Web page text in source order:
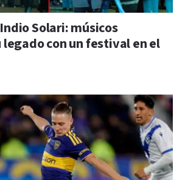
Solari: músicos
legado con un festival en el